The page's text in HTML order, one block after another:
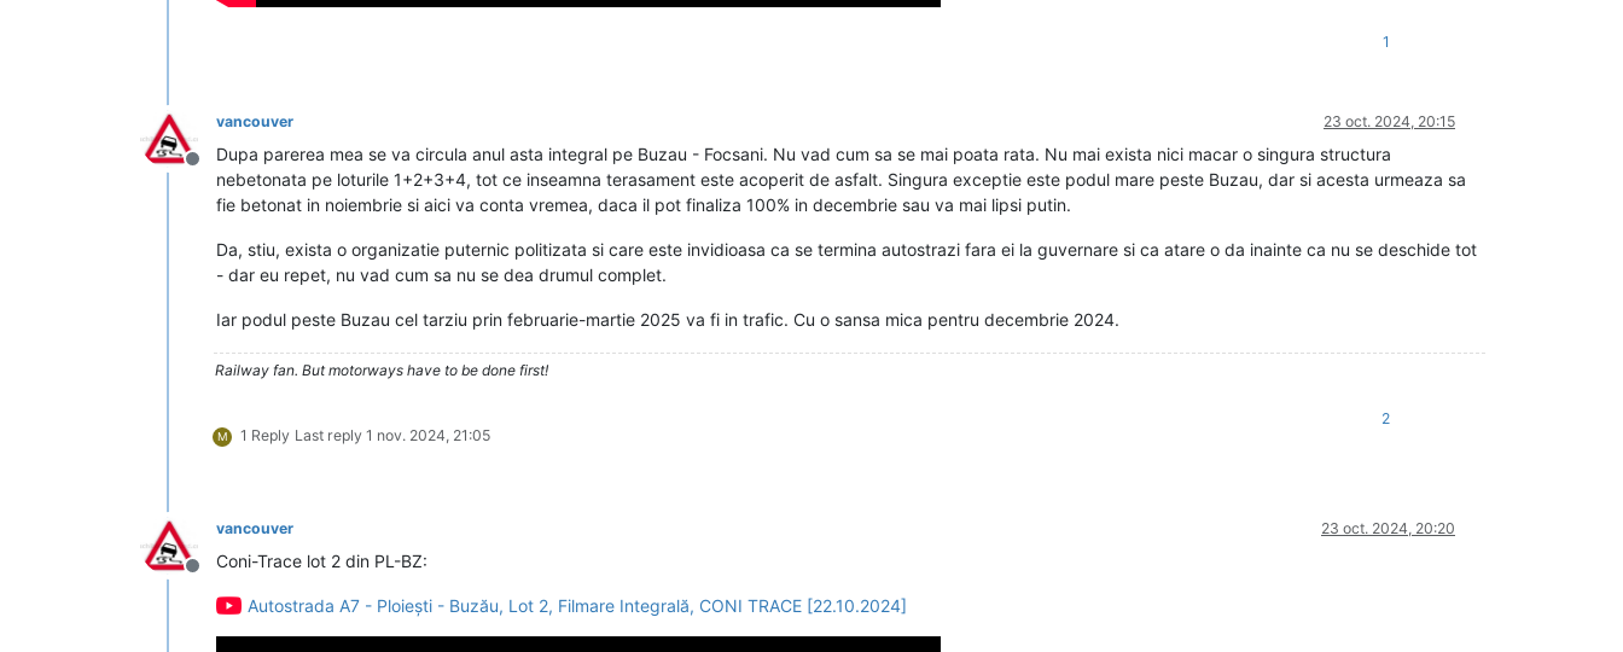
1
Deconectat
vancouver 23 oct. 2024, 20:15
Dupa parerea mea se va circula anul asta integral pe Buzau - Focsani. Nu vad cum sa se mai poata rata. Nu mai exista nici macar o singura structura
nebetonata pe loturile 1+2+3+4, tot ce inseamna terasament este acoperit de asfalt. Singura exceptie este podul mare peste Buzau, dar si acesta urmeaza sa
fie betonat in noiembrie si aici va conta vremea, daca il pot finaliza 100% in decembrie sau va mai lipsi putin.
Da, stiu, exista o organizatie puternic politizata si care este invidioasa ca se termina autostrazi fara ei la guvernare si ca atare o da inainte ca nu se deschide tot
- dar eu repet, nu vad cum sa nu se dea drumul complet.
Iar podul peste Buzau cel tarziu prin februarie-martie 2025 va fi in trafic. Cu o sansa mica pentru decembrie 2024.
Railway fan. But motorways have to be done first!
M 1 Reply Last reply 1 nov. 2024, 21:05
2
Deconectat
vancouver 23 oct. 2024, 20:20
Coni-Trace lot 2 din PL-BZ:
Autostrada A7 - Ploiești - Buzău, Lot 2, Filmare Integrală, CONI TRACE [22.10.2024]